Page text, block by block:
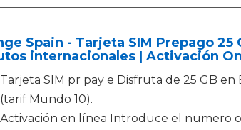
Spain - Tarjeta SIM Prepago 25
internacionales | Activación
Tarjeta SIM pr pay e Disfruta de 25 GB en
(tarif Mundo 10).
Activación en línea Introduce el numero